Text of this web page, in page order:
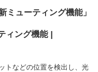
ミューティング機能」
ィング機能 |
トなどの位置を検出し、光